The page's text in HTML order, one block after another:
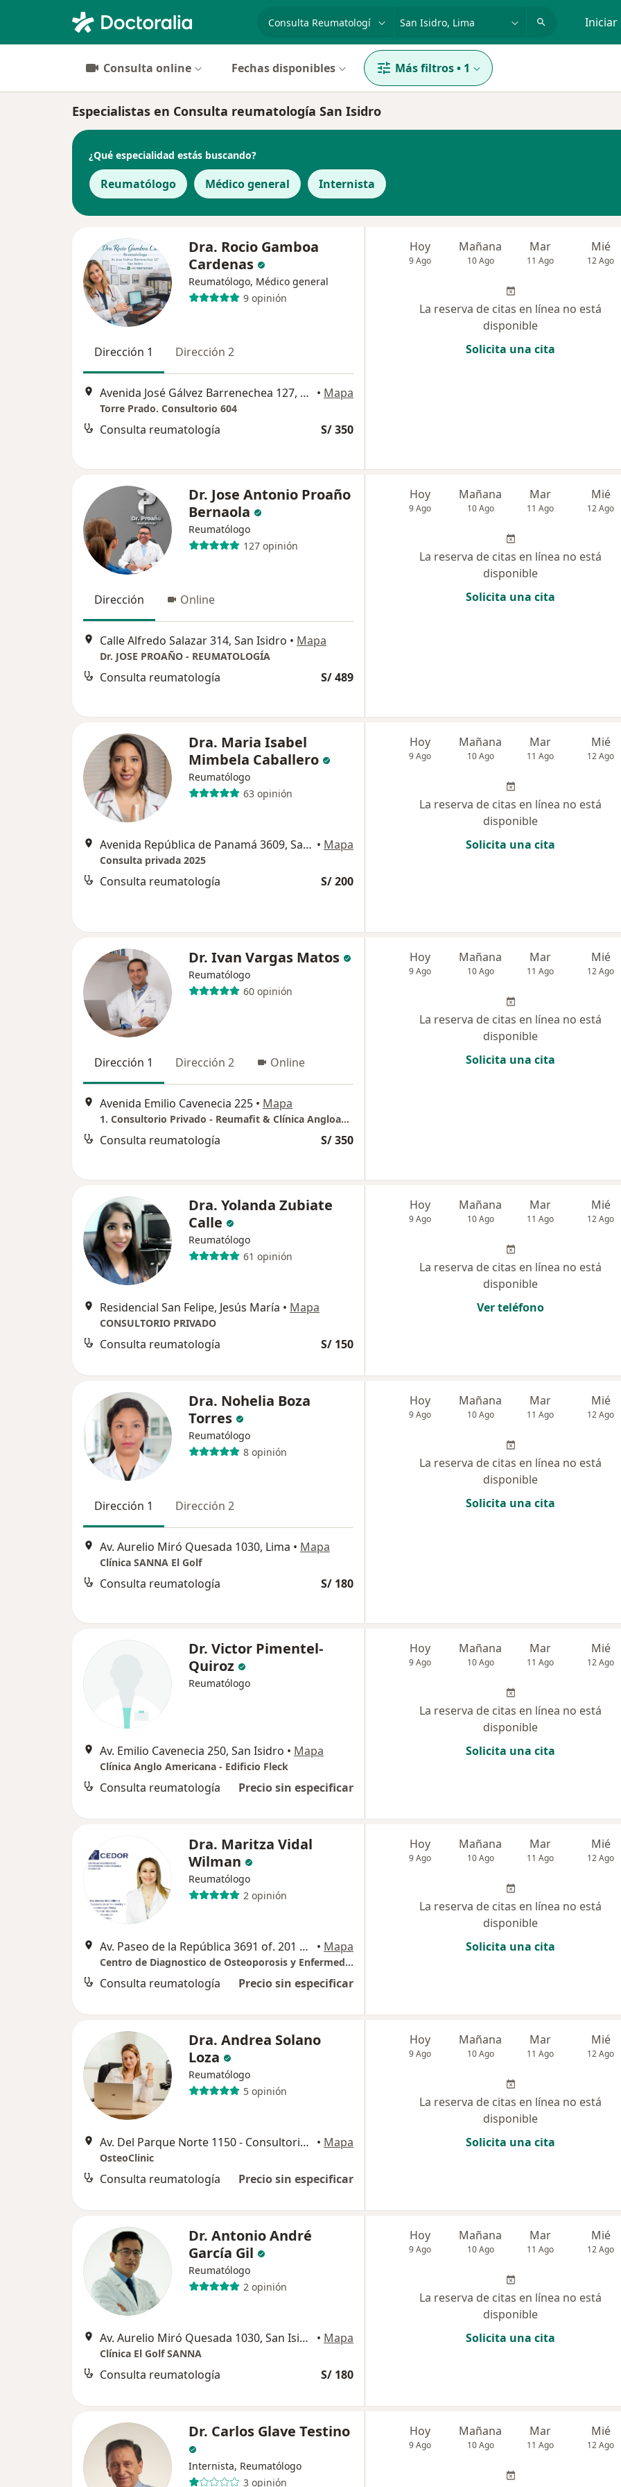
especialidad, enfermedad o nombre Iniciar
Consulta online Fechas disponibles Más filtros• 1
Especialistas en Consulta reumatología San Isidro
¿Qué especialidad estás buscando?
Reumatólogo Médico general Internista
Dra. Rocio Gamboa
Cardenas
Reumatólogo, Médico general
9 opinión
Dirección 1 Dirección 2
Avenida José Gálvez Barrenechea 127, San Isidro • Mapa
Torre Prado. Consultorio 604
Consulta reumatología S/ 350
Hoy
9 Ago
Mañana
10 Ago
Mar
11 Ago
Mié
12 Ago
La reserva de citas en línea no está
disponible
Solicita una cita
Dr. Jose Antonio Proaño
Bernaola
Reumatólogo
127 opinión
Dirección Online
Calle Alfredo Salazar 314, San Isidro • Mapa
Dr. JOSE PROAÑO - REUMATOLOGÍA
Consulta reumatología S/ 489
Hoy
9 Ago
Mañana
10 Ago
Mar
11 Ago
Mié
12 Ago
La reserva de citas en línea no está
disponible
Solicita una cita
Dra. Maria Isabel
Mimbela Caballero
Reumatólogo
63 opinión
Avenida República de Panamá 3609, San Isidro • Mapa
Consulta privada 2025
Consulta reumatología S/ 200
Hoy
9 Ago
Mañana
10 Ago
Mar
11 Ago
Mié
12 Ago
La reserva de citas en línea no está
disponible
Solicita una cita
Dr. Ivan Vargas Matos
Reumatólogo
60 opinión
Dirección 1 Dirección 2 Online
Avenida Emilio Cavenecia 225 • Mapa
1. Consultorio Privado - Reumafit & Clínica Angloamericana
Consulta reumatología S/ 350
Hoy
9 Ago
Mañana
10 Ago
Mar
11 Ago
Mié
12 Ago
La reserva de citas en línea no está
disponible
Solicita una cita
Dra. Yolanda Zubiate
Calle
Reumatólogo
61 opinión
Residencial San Felipe, Jesús María • Mapa
CONSULTORIO PRIVADO
Consulta reumatología S/ 150
Hoy
9 Ago
Mañana
10 Ago
Mar
11 Ago
Mié
12 Ago
La reserva de citas en línea no está
disponible
Ver teléfono
Dra. Nohelia Boza
Torres
Reumatólogo
8 opinión
Dirección 1 Dirección 2
Av. Aurelio Miró Quesada 1030, Lima • Mapa
Clínica SANNA El Golf
Consulta reumatología S/ 180
Hoy
9 Ago
Mañana
10 Ago
Mar
11 Ago
Mié
12 Ago
La reserva de citas en línea no está
disponible
Solicita una cita
Dr. Victor Pimentel-
Quiroz
Reumatólogo
Av. Emilio Cavenecia 250, San Isidro • Mapa
Clínica Anglo Americana - Edificio Fleck
Consulta reumatología Precio sin especificar
Hoy
9 Ago
Mañana
10 Ago
Mar
11 Ago
Mié
12 Ago
La reserva de citas en línea no está
disponible
Solicita una cita
Dra. Maritza Vidal
Wilman
Reumatólogo
2 opinión
Av. Paseo de la República 3691 of. 201 San Isidro, Lima • Mapa
Centro de Diagnostico de Osteoporosis y Enfermedades Reumáticas (CEDOR)
Consulta reumatología Precio sin especificar
Hoy
9 Ago
Mañana
10 Ago
Mar
11 Ago
Mié
12 Ago
La reserva de citas en línea no está
disponible
Solicita una cita
Dra. Andrea Solano
Loza
Reumatólogo
5 opinión
Av. Del Parque Norte 1150 - Consultorio 702, San Borja • Mapa
OsteoClinic
Consulta reumatología Precio sin especificar
Hoy
9 Ago
Mañana
10 Ago
Mar
11 Ago
Mié
12 Ago
La reserva de citas en línea no está
disponible
Solicita una cita
Dr. Antonio André
García Gil
Reumatólogo
2 opinión
Av. Aurelio Miró Quesada 1030, San Isidro, San Isidro • Mapa
Clínica El Golf SANNA
Consulta reumatología S/ 180
Hoy
9 Ago
Mañana
10 Ago
Mar
11 Ago
Mié
12 Ago
La reserva de citas en línea no está
disponible
Solicita una cita
Dr. Carlos Glave Testino
Internista, Reumatólogo
3 opinión
Hoy
9 Ago
Mañana
10 Ago
Mar
11 Ago
Mié
12 Ago